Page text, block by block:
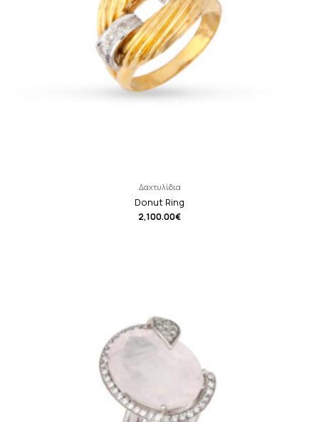
Δαχτυλίδια
Donut Ring
2,100.00€